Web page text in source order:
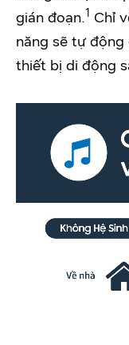
gián đoạn.1 Chỉ
năng sẽ tự
thiết bị di động